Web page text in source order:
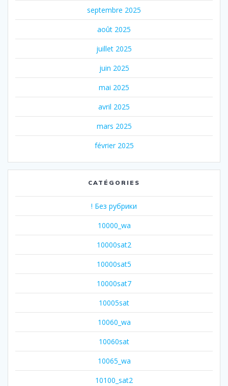
septembre 2025
août 2025
juillet 2025
juin 2025
mai 2025
avril 2025
mars 2025
février 2025
CATÉGORIES
! Без рубрики
10000_wa
10000sat2
10000sat5
10000sat7
10005sat
10060_wa
10060sat
10065_wa
10100_sat2